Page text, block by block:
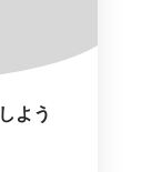
よう